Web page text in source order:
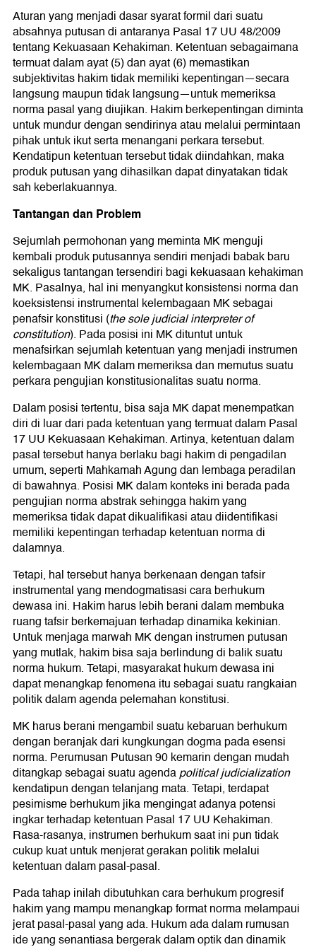
Aturan yang menjadi dasar syarat formil dari suatu
absahnya putusan di antaranya Pasal 17 UU 48/2009
tentang Kekuasaan Kehakiman. Ketentuan sebagaimana
termuat dalam ayat (5) dan ayat (6) memastikan
subjektivitas hakim tidak memiliki kepentingan—secara
langsung maupun tidak langsung—untuk memeriksa
norma pasal yang diujikan. Hakim berkepentingan diminta
untuk mundur dengan sendirinya atau melalui permintaan
pihak untuk ikut serta menangani perkara tersebut.
Kendatipun ketentuan tersebut tidak diindahkan, maka
produk putusan yang dihasilkan dapat dinyatakan tidak
sah keberlakuannya.
Tantangan dan Problem
Sejumlah permohonan yang meminta MK menguji
kembali produk putusannya sendiri menjadi babak baru
sekaligus tantangan tersendiri bagi kekuasaan kehakiman
MK. Pasalnya, hal ini menyangkut konsistensi norma dan
koeksistensi instrumental kelembagaan MK sebagai
penafsir konstitusi (the sole judicial interpreter of
constitution). Pada posisi ini MK dituntut untuk
menafsirkan sejumlah ketentuan yang menjadi instrumen
kelembagaan MK dalam memeriksa dan memutus suatu
perkara pengujian konstitusionalitas suatu norma.
Dalam posisi tertentu, bisa saja MK dapat menempatkan
diri di luar dari pada ketentuan yang termuat dalam Pasal
17 UU Kekuasaan Kehakiman. Artinya, ketentuan dalam
pasal tersebut hanya berlaku bagi hakim di pengadilan
umum, seperti Mahkamah Agung dan lembaga peradilan
di bawahnya. Posisi MK dalam konteks ini berada pada
pengujian norma abstrak sehingga hakim yang
memeriksa tidak dapat dikualifikasi atau diidentifikasi
memiliki kepentingan terhadap ketentuan norma di
dalamnya.
Tetapi, hal tersebut hanya berkenaan dengan tafsir
instrumental yang mendogmatisasi cara berhukum
dewasa ini. Hakim harus lebih berani dalam membuka
ruang tafsir berkemajuan terhadap dinamika kekinian.
Untuk menjaga marwah MK dengan instrumen putusan
yang mutlak, hakim bisa saja berlindung di balik suatu
norma hukum. Tetapi, masyarakat hukum dewasa ini
dapat menangkap fenomena itu sebagai suatu rangkaian
politik dalam agenda pelemahan konstitusi.
MK harus berani mengambil suatu kebaruan berhukum
dengan beranjak dari kungkungan dogma pada esensi
norma. Perumusan Putusan 90 kemarin dengan mudah
ditangkap sebagai suatu agendapolitical judicialization
kendatipun dengan telanjang mata. Tetapi, terdapat
pesimisme berhukum jika mengingat adanya potensi
ingkar terhadap ketentuan Pasal 17 UU Kehakiman.
Rasa-rasanya, instrumen berhukum saat ini pun tidak
cukup kuat untuk menjerat gerakan politik melalui
ketentuan dalam pasal-pasal.
Pada tahap inilah dibutuhkan cara berhukum progresif
hakim yang mampu menangkap format norma melampaui
jerat pasal-pasal yang ada. Hukum ada dalam rumusan
ide yang senantiasa bergerak dalam optik dan dinamik